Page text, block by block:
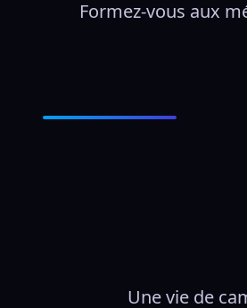
Formez-vous aux
Une vie de